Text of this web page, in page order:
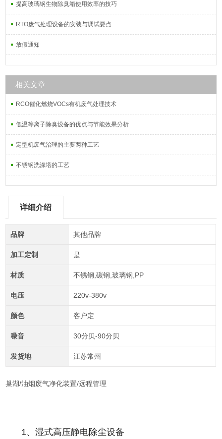
是针对废气及粉尘的一款环保设备。它是利用电力将气体中的粉尘离
子分离出来的除尘设备。有性能稳定、除尘效果好等特点，需要经过
荷电、收集、清灰三个阶段，直流高压电使阴极线附近的空间气体电
离，粉尘等颗粒和点后在电场力作用下移动并沉积在集尘阳极表面
提高玻璃钢生物除臭箱使用效率的技巧
RTO废气处理设备的安装与调试要点
放假通知
相关文章
RCO催化燃烧VOCs有机废气处理技术
低温等离子除臭设备的优点与节能效果分析
定型机废气治理的主要两种工艺
不锈钢洗涤塔的工艺
详细介绍
品牌 其他品牌
加工定制 是
材质 不锈钢,碳钢,玻璃钢,PP
电压 220v-380v
颜色 客户定
噪音 30分贝-90分贝
发货地 江苏常州
巢湖/油烟废气净化装置/远程管理
1、湿式高压静电除尘设备